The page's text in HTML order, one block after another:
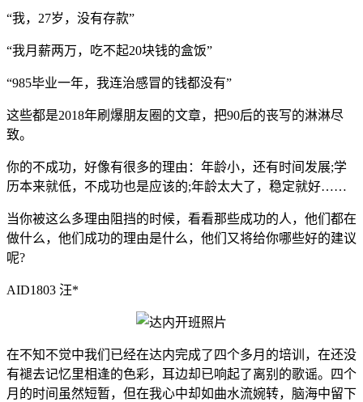
“我，27岁，没有存款”
“我月薪两万，吃不起20块钱的盒饭”
“985毕业一年，我连治感冒的钱都没有”
这些都是2018年刷爆朋友圈的文章，把90后的丧写的淋淋尽
致。
你的不成功，好像有很多的理由：年龄小，还有时间发展;学
历本来就低，不成功也是应该的;年龄太大了，稳定就好……
当你被这么多理由阻挡的时候，看看那些成功的人，他们都在
做什么，他们成功的理由是什么，他们又将给你哪些好的建议
呢?
AID1803 汪*
在不知不觉中我们已经在达内完成了四个多月的培训，在还没
有褪去记忆里相逢的色彩，耳边却已响起了离别的歌谣。四个
月的时间虽然短暂，但在我心中却如曲水流婉转，脑海中留下